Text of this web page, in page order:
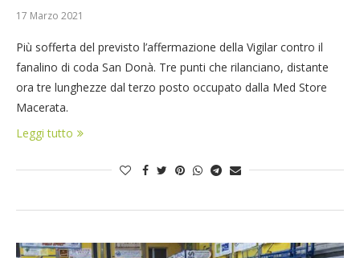
17 Marzo 2021
Più sofferta del previsto l’affermazione della Vigilar contro il
fanalino di coda San Donà. Tre punti che rilanciano, distante
ora tre lunghezze dal terzo posto occupato dalla Med Store
Macerata.
Leggi tutto